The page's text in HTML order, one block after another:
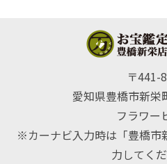
〒441-
愛知県豊橋市新栄
フラワー
※カーナビ入力時は「豊橋市
力してくだ